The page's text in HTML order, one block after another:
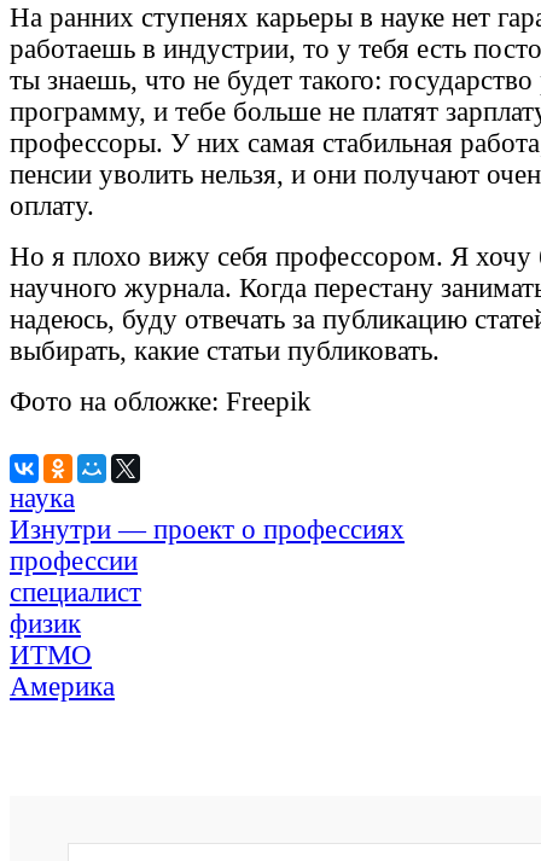
На ранних ступенях карьеры в науке нет
работаешь в индустрии, то у тебя есть
ты знаешь, что не будет такого:
программу, и тебе больше не платят
профессоры. У них самая стабильная
пенсии уволить нельзя, и они получают
оплату.
Но я плохо вижу себя профессором. Я хочу
научного журнала. Когда перестану
надеюсь, буду отвечать за публикацию
выбирать, какие статьи публиковать.
Фото на обложке: Freepik
наука
Изнутри — проект о профессиях
профессии
специалист
физик
ИТМО
Америка